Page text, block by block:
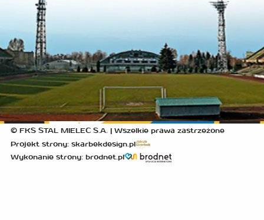
© FKS STAL MIELEC S.A. | Wszelkie prawa zastrzeżone
Projekt strony: skarbekdesign.pl
Wykonanie strony: brodnet.pl